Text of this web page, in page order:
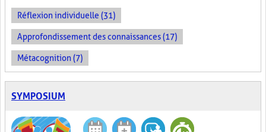
Réflexion individuelle (31)
Approfondissement des connaissances (17)
Métacognition (7)
SYMPOSIUM